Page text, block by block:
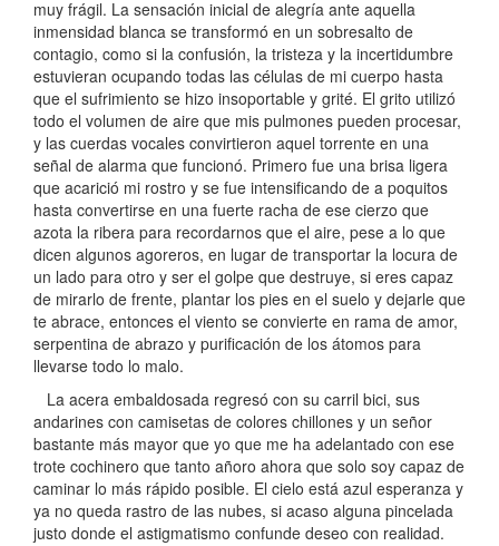
muy frágil. La sensación inicial de alegría ante aquella
inmensidad blanca se transformó en un sobresalto de
contagio, como si la confusión, la tristeza y la incertidumbre
estuvieran ocupando todas las células de mi cuerpo hasta
que el sufrimiento se hizo insoportable y grité. El grito utilizó
todo el volumen de aire que mis pulmones pueden procesar,
y las cuerdas vocales convirtieron aquel torrente en una
señal de alarma que funcionó. Primero fue una brisa ligera
que acarició mi rostro y se fue intensificando de a poquitos
hasta convertirse en una fuerte racha de ese cierzo que
azota la ribera para recordarnos que el aire, pese a lo que
dicen algunos agoreros, en lugar de transportar la locura de
un lado para otro y ser el golpe que destruye, si eres capaz
de mirarlo de frente, plantar los pies en el suelo y dejarle que
te abrace, entonces el viento se convierte en rama de amor,
serpentina de abrazo y purificación de los átomos para
llevarse todo lo malo.
La acera embaldosada regresó con su carril bici, sus
andarines con camisetas de colores chillones y un señor
bastante más mayor que yo que me ha adelantado con ese
trote cochinero que tanto añoro ahora que solo soy capaz de
caminar lo más rápido posible. El cielo está azul esperanza y
ya no queda rastro de las nubes, si acaso alguna pincelada
justo donde el astigmatismo confunde deseo con realidad.